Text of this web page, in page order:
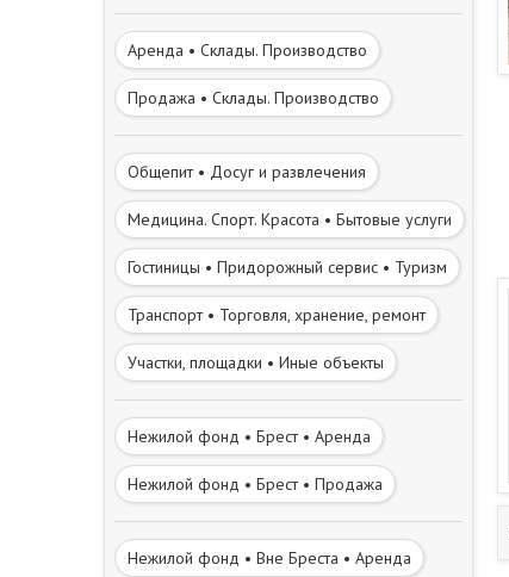
Аренда • Склады. Производство
Продажа • Склады. Производство
Общепит • Досуг и развлечения
Медицина. Спорт. Красота • Бытовые услуги
Гостиницы • Придорожный сервис • Туризм
Транспорт • Торговля, хранение, ремонт
Участки, площадки • Иные объекты
Нежилой фонд • Брест • Аренда
Нежилой фонд • Брест • Продажа
Нежилой фонд • Вне Бреста • Аренда